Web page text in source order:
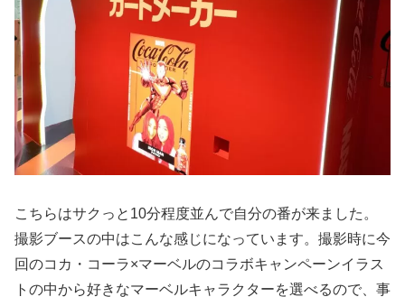
こちらはサクっと10分程度並んで自分の番が来ました。
撮影ブースの中はこんな感じになっています。撮影時に今
回のコカ・コーラ×マーベルのコラボキャンペーンイラス
トの中から好きなマーベルキャラクターを選べるので、事